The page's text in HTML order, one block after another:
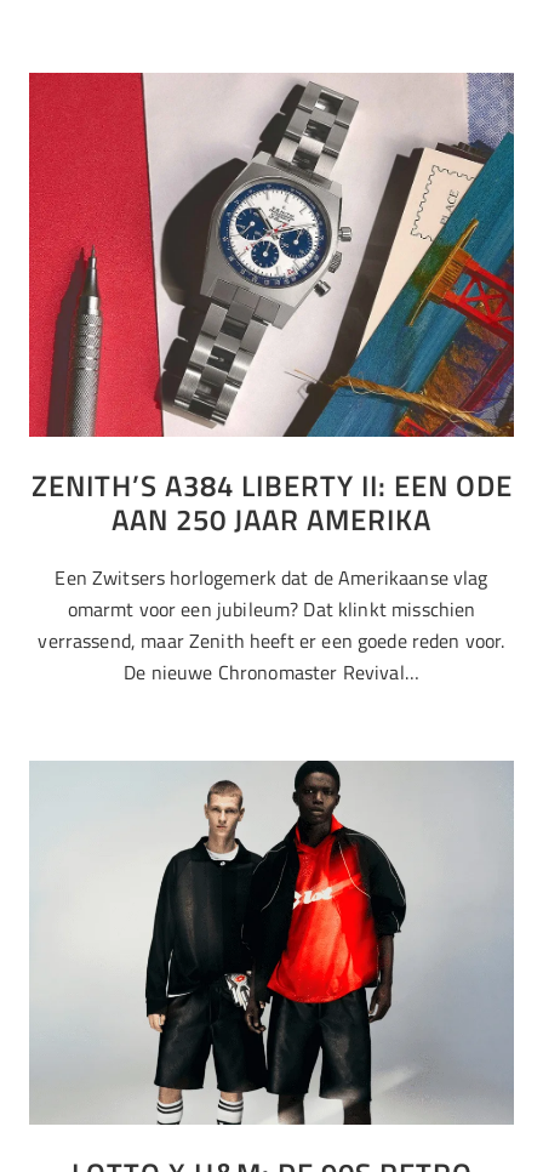
ZENITH’S A384 LIBERTY II: EEN ODE
AAN 250 JAAR AMERIKA
Een Zwitsers horlogemerk dat de Amerikaanse vlag
omarmt voor een jubileum? Dat klinkt misschien
verrassend, maar Zenith heeft er een goede reden voor.
De nieuwe Chronomaster Revival…